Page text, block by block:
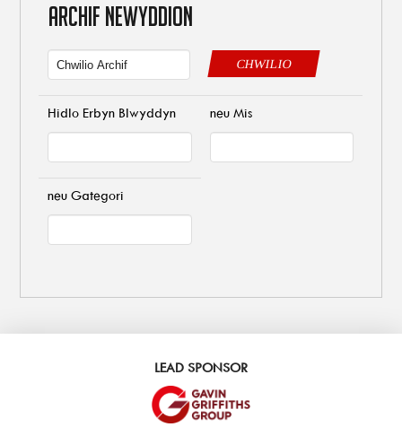
ARCHIF NEWYDDION
CHWILIO
Hidlo Erbyn Blwyddyn neu Mis
neu Gategori
LEAD SPONSOR